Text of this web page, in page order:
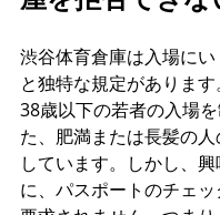
渋谷体育倉庫は入場に
と独特な規定がありま
38歳以下の若者の入場
た、肥満または長髪の
しています。しかし、
に、パスポートのチェ